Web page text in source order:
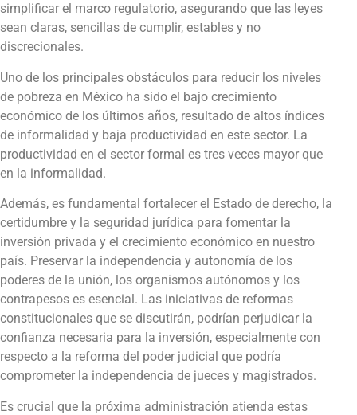
simplificar el marco regulatorio, asegurando que las leyes
sean claras, sencillas de cumplir, estables y no
discrecionales.
Uno de los principales obstáculos para reducir los niveles
de pobreza en México ha sido el bajo crecimiento
económico de los últimos años, resultado de altos índices
de informalidad y baja productividad en este sector. La
productividad en el sector formal es tres veces mayor que
en la informalidad.
Además, es fundamental fortalecer el Estado de derecho, la
certidumbre y la seguridad jurídica para fomentar la
inversión privada y el crecimiento económico en nuestro
país. Preservar la independencia y autonomía de los
poderes de la unión, los organismos autónomos y los
contrapesos es esencial. Las iniciativas de reformas
constitucionales que se discutirán, podrían perjudicar la
confianza necesaria para la inversión, especialmente con
respecto a la reforma del poder judicial que podría
comprometer la independencia de jueces y magistrados.
Es crucial que la próxima administración atienda estas